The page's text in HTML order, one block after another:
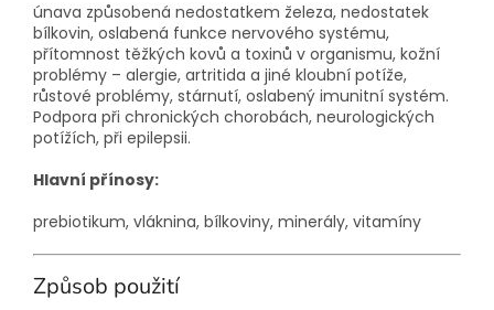
únava způsobená nedostatkem železa, nedostatek
bílkovin, oslabená funkce nervového systému,
přítomnost těžkých kovů a toxinů v organismu, kožní
problémy – alergie, artritida a jiné kloubní potíže,
růstové problémy, stárnutí, oslabený imunitní systém.
Podpora při chronických chorobách, neurologických
potížích, při epilepsii.
Hlavní přínosy:
prebiotikum, vláknina, bílkoviny, minerály, vitamíny
Způsob použití